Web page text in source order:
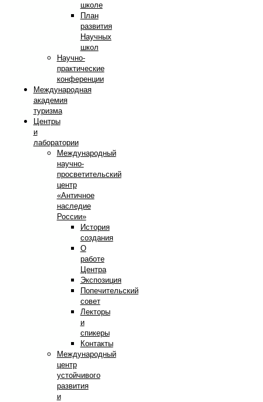
школе
План
развития
Научных
школ
Научно-
практические
конференции
Международная
академия
туризма
Центры
и
лаборатории
Международный
научно-
просветительский
центр
«Античное
наследие
России»
История
создания
О
работе
Центра
Экспозиция
Попечительский
совет
Лекторы
и
спикеры
Контакты
Международный
центр
устойчивого
развития
и